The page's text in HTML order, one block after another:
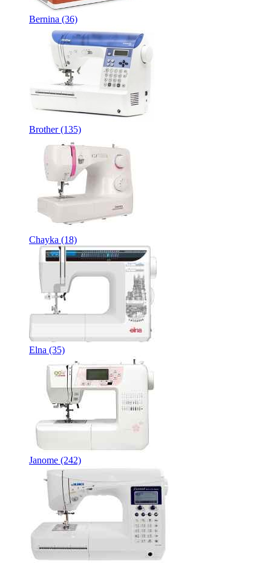
Bernina (36)
Brother(135)
Chayka (18)
Elna (35)
Janome (242)